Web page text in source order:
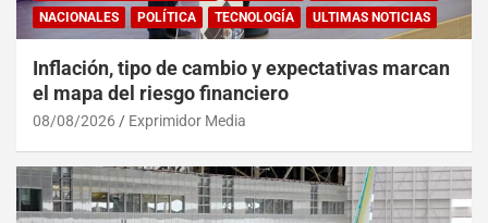
NACIONALES
POLÍTICA TECNOLOGÍA ULTIMAS NOTICIAS
Inflación, tipo de cambio y expectativas marcan
el mapa del riesgo financiero
08/08/2026 Exprimidor Media